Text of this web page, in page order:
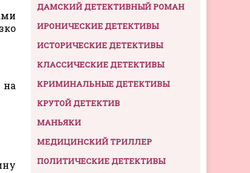
на
ДАМСКИЙ ДЕТЕКТИВНЫЙ РОМАН
ИРОНИЧЕСКИЕ ДЕТЕКТИВЫ
ИСТОРИЧЕСКИЕ ДЕТЕКТИВЫ
КЛАССИЧЕСКИЕ ДЕТЕКТИВЫ
КРИМИНАЛЬНЫЕ ДЕТЕКТИВЫ
КРУТОЙ ДЕТЕКТИВ
МАНЬЯКИ
МЕДИЦИНСКИЙ ТРИЛЛЕР
ПОЛИТИЧЕСКИЕ ДЕТЕКТИВЫ